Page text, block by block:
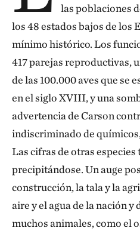
las poblaciones
los 48 estados bajos de los
mínimo histórico. Los
417 parejas reproductivas,
de las 100.000 aves que se
en el siglo XVIII, y una
advertencia de Carson
indiscriminado de
Las cifras de otras especies
precipitándose. Un auge
construcción, la tala y la
aire y el agua de la nación
muchos animales, como el